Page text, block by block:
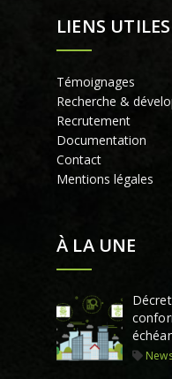
LIENS UTILES
Témoignages
Recherche &
Recrutement
Documentation
Contact
Mentions légales
À LA UNE